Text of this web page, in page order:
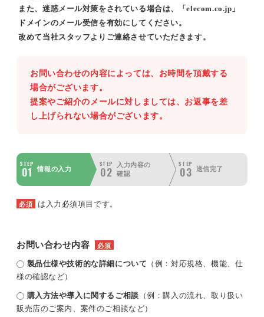
また、迷惑メール対策をされている場合は、「elecom.co.jp」
ドメインのメール受信を有効にしてください。
改めて当社スタッフよりご連絡させていただきます。
お問い合わせの内容によっては、お時間を頂戴する
場合がございます。
提案やご紹介のメールに対しましては、お返事を差
し上げられない場合がございます。
STEP
01 情報の入力
STEP
02
入力内容の
確認
STEP
03 送信完了
必須 は入力必須項目です。
お問い合わせ内容 必須
製品仕様や技術的な詳細について （例：対応規格、機能、仕
様の確認など）
購入方法や導入に関するご相談 （例：購入の流れ、取り扱い
販売店のご案内、案件のご相談など）